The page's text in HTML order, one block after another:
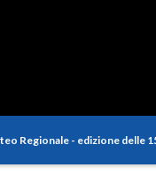
Regionale - edizione delle